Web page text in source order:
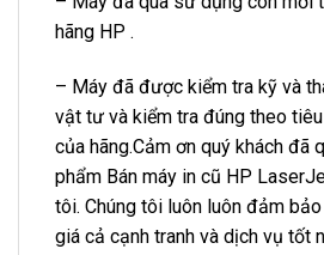
hãng HP .
– Máy đã được kiểm tra kỹ và
vật tư và kiểm tra đúng theo
của hãng.Cảm ơn quý khách đã
phẩm Bán máy in cũ HP
tôi. Chúng tôi luôn luôn đảm
giá cả cạnh tranh và dịch vụ tốt